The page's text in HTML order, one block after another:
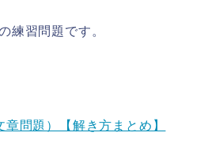
練習問題です。
問題）【解き方まとめ】